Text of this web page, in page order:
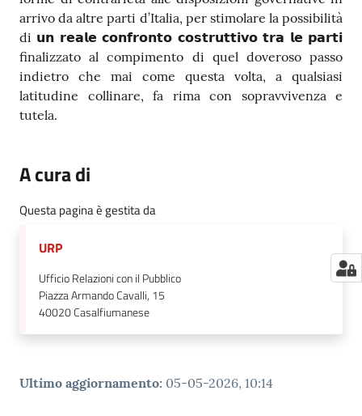
arrivo da altre parti d’Italia, per stimolare la possibilità
di 𝘂𝗻 𝗿𝗲𝗮𝗹𝗲 𝗰𝗼𝗻𝗳𝗿𝗼𝗻𝘁𝗼 𝗰𝗼𝘀𝘁𝗿𝘂𝘁𝘁𝗶𝘃𝗼 𝘁𝗿𝗮 𝗹𝗲 𝗽𝗮𝗿𝘁𝗶
finalizzato al compimento di quel doveroso passo
indietro che mai come questa volta, a qualsiasi
latitudine collinare, fa rima con sopravvivenza e
tutela.
A cura di
Questa pagina è gestita da
URP
Ufficio Relazioni con il Pubblico
Piazza Armando Cavalli, 15
40020Casalfiumanese
Ultimo aggiornamento: 05-05-2026, 10:14